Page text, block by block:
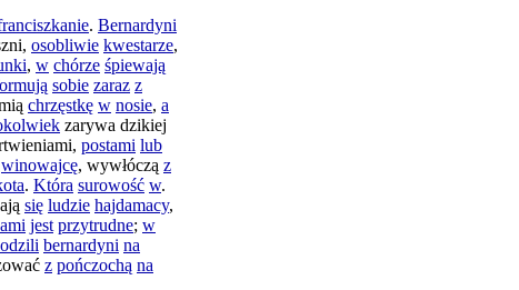
. Bernardyni
, osobliwie kwestarze,
, w chórze śpiewają
sobie zaraz z
chrzęstkę w nosie, a
zarywa dzikiej
, postami lub
winowajcę, wywłóczą z
. Która surowość w.
się ludzie hajdamacy,
jest przytrudne; w
bernardyni na
z pończochą na